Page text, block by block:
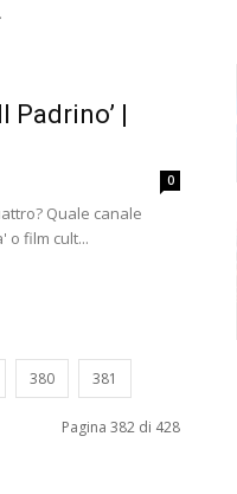
Padrino’ |
0
Quale canale
o film cult...
380 381
Pagina 382 di 428